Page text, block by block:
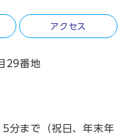
アクセス
29番地
分まで（祝日、年末年